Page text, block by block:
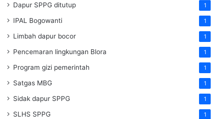
Dapur SPPG ditutup 1
IPAL Bogowanti 1
Limbah dapur bocor 1
Pencemaran lingkungan Blora 1
Program gizi pemerintah 1
Satgas MBG 1
Sidak dapur SPPG 1
SLHS SPPG 1